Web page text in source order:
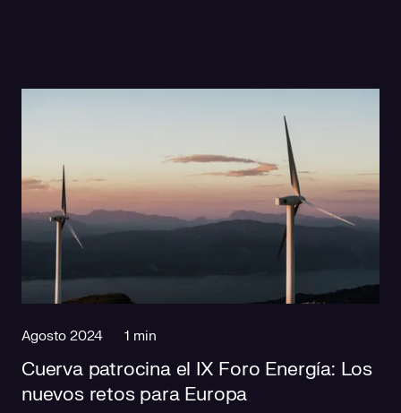
Agosto 2024 1 min
Cuerva patrocina el IX Foro Energía: Los
nuevos retos para Europa